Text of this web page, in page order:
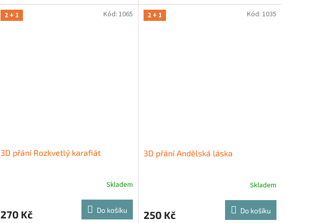
2 + 1
3D přání Rozkvetlý karafiát
Skladem
270 Kč Do košíku
Kód: 1065 2 + 1
3D přání Andělská láska
Skladem
250 Kč Do košíku
Kód: 1035